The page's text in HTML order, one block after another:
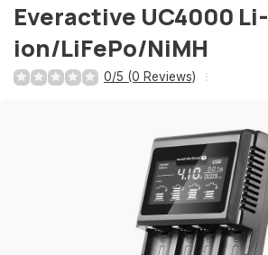
Everactive UC4000 Li-
ion/LiFePo/NiMH
0/5 (0 Reviews)